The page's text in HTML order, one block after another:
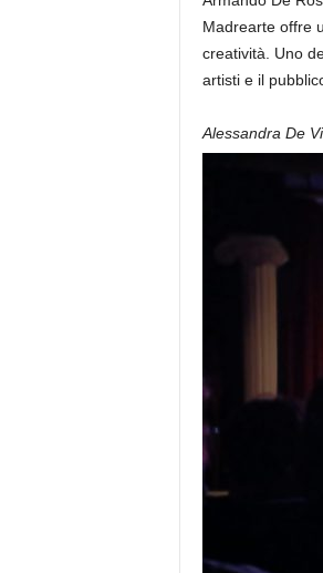
Madrearte offre
creatività. Uno
artisti e il
Alessandra De